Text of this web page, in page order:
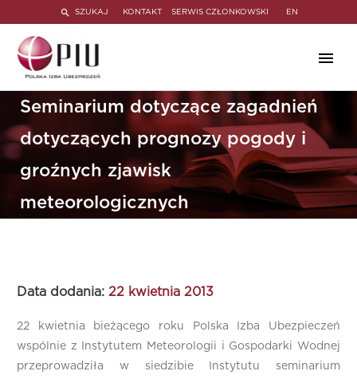
SZUKAJ KONTAKT SERWIS CZŁONKOWSKI EN
Seminarium dotyczące zagadnień
dotyczących prognozy pogody i
groźnych zjawisk
meteorologicznych
Data dodania: 22 kwietnia 2013
22 kwietnia bieżącego roku Polska Izba Ubezpieczeń
wspólnie z Instytutem Meteorologii i Gospodarki Wodnej
przeprowadziła w siedzibie Instytutu seminarium